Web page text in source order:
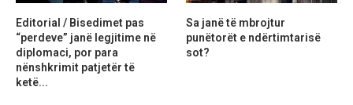
Editorial / Bisedimet pas
“perdeve” janë legjitime në
diplomaci, por para
nënshkrimit patjetër të
ketë...
Sa janë të mbrojtur
punëtorët e ndërtimtarisë
sot?